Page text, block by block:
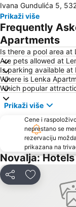
Ivana Gundulića 5,
Prikaži više
Frequently
Apartments
Is there a pool area at
Are pets allowed at
Is parking available at
Where is Lenka
Which popular
Prikaži više
Cene i
neprestano se
rezervaciju
prikazana na
Novalja:
Deli Dodati u